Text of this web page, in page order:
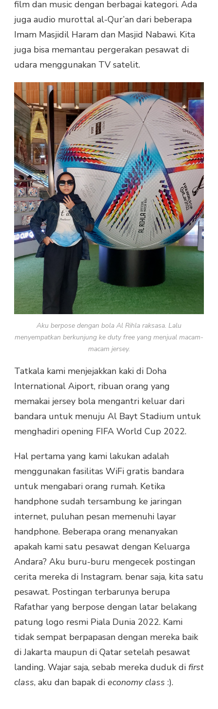
film dan music dengan berbagai kategori. Ada
juga audio murottal al-Qur’an dari beberapa
Imam Masjidil Haram dan Masjid Nabawi. Kita
juga bisa memantau pergerakan pesawat di
udara menggunakan TV satelit.
Aku berpose dengan bola Al Rihla raksasa. Lalu
menyempatkan berkunjung ke duty free yang menjual macam-
macam jersey.
Tatkala kami menjejakkan kaki di Doha
International Aiport, ribuan orang yang
memakai jersey bola mengantri keluar dari
bandara untuk menuju Al Bayt Stadium untuk
menghadiri opening FIFA World Cup 2022.
Hal pertama yang kami lakukan adalah
menggunakan fasilitas WiFi gratis bandara
untuk mengabari orang rumah. Ketika
handphone sudah tersambung ke jaringan
internet, puluhan pesan memenuhi layar
handphone. Beberapa orang menanyakan
apakah kami satu pesawat dengan Keluarga
Andara? Aku buru-buru mengecek postingan
cerita mereka di Instagram. benar saja, kita satu
pesawat. Postingan terbarunya berupa
Rafathar yang berpose dengan latar belakang
patung logo resmi Piala Dunia 2022. Kami
tidak sempat berpapasan dengan mereka baik
di Jakarta maupun di Qatar setelah pesawat
landing. Wajar saja, sebab mereka duduk di first
class, aku dan bapak di economy class :).